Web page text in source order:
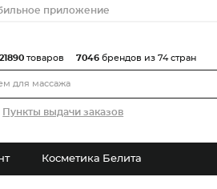
приложение
Пункты выдачи заказов
товаров 7046 брендов из 74 стран
Косметика Белита